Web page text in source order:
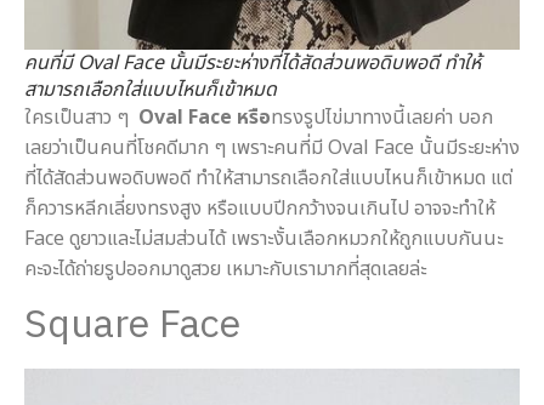
คนที่มี Oval Face นั้นมีระยะห่างที่ได้สัดส่วนพอดิบพอดี ทำให้
สามารถเลือกใส่แบบไหนก็เข้าหมด
ใครเป็นสาว ๆ Oval Face หรือทรงรูปไข่มาทางนี้เลยค่า บอก
เลยว่าเป็นคนที่โชคดีมาก ๆ เพราะคนที่มี Oval Face นั้นมีระยะห่าง
ที่ได้สัดส่วนพอดิบพอดี ทำให้สามารถเลือกใส่แบบไหนก็เข้าหมด แต่
ก็ควารหลีกเลี่ยงทรงสูง หรือแบบปีกกว้างจนเกินไป อาจจะทำให้
Face ดูยาวและไม่สมส่วนได้ เพราะงั้นเลือกหมวกให้ถูกแบบกันนะ
คะจะได้ถ่ายรูปออกมาดูสวย เหมาะกับเรามากที่สุดเลยล่ะ
Square Face